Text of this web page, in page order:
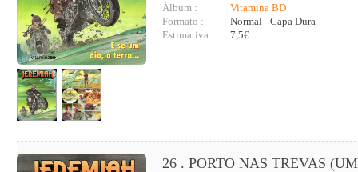
Álbum :
Vitamina BD
Formato :
Normal - Capa Dura
Estimativa :
7,5€
26 . PORTO NAS TREVAS